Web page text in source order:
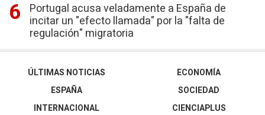
Portugal acusa veladamente a España de
incitar un "efecto llamada" por la "falta de
regulación" migratoria
ÚLTIMAS NOTICIAS
ESPAÑA
INTERNACIONAL
ECONOMÍA
SOCIEDAD
CIENCIAPLUS